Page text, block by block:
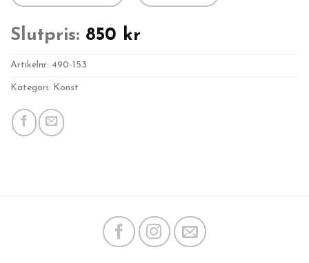
Slutpris: 850 kr
Artikelnr: 490-153
Kategori: Konst